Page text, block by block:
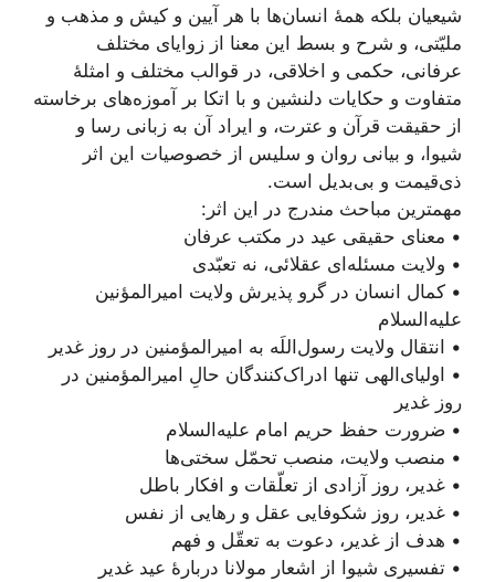
شیعیان بلکه همۀ انسان‌ها با هر آیین و کیش و مذهب و
ملیّتی، و شرح و بسط این معنا از زوایای مختلف
عرفانی، حکمی و اخلاقی، در قوالب مختلف و امثلۀ
متفاوت و حکایات دلنشین و با اتکا بر آموزه‌های برخاسته
از حقیقت قرآن و عترت، و ایراد آن به زبانی رسا و
شیوا، و بیانی روان و سلیس از خصوصیات این اثر
ذی‌قیمت و بی‌بدیل است.
مهمترین مباحث مندرج در این اثر:
• معنای حقیقی عید در مکتب عرفان
• ولایت مسئله‌ای عقلائی، نه تعبّدی
• کمال انسان در گرو پذیرش ولایت امیرالمؤنین
علیه‌السلام
• انتقال ولایت رسول‌اللَه به امیرالمؤمنین در روز غدیر
• اولیای‌الهی تنها ادراک‌کنندگان حالِ امیرالمؤمنین در
روز غدیر
• ضرورت حفظ حریم امام علیه‌السلام
• منصب ولایت، منصب تحمّل سختی‌ها
• غدیر، روز آزادی از تعلّقات و افکار باطل
• غدیر، روز شکوفایی عقل و رهایی از نفس
• هدف از غدیر، دعوت به تعقّل و فهم
• تفسیری شیوا از اشعار مولانا دربارۀ عید غدیر